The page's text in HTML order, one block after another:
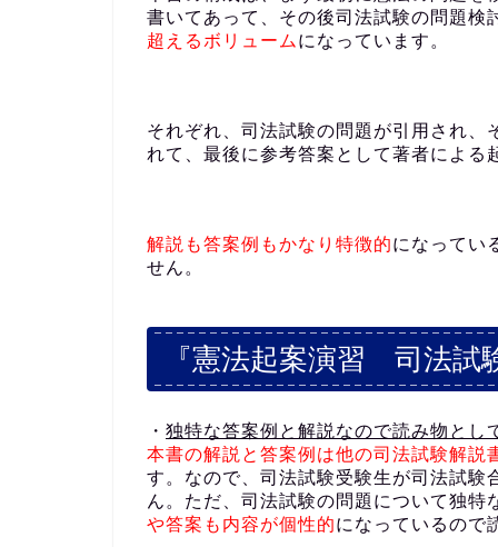
書いてあって、その後司法試験の問題
超えるボリューム になっています。
それぞれ、司法試験の問題が引用され
れて、最後に参考答案として著者によ
解説も答案例もかなり特徴的になってい
せん。
『憲法起案演習 司法試
・ 独特な答案例と解説なので読み物とし
本書の解説と答案例は他の司法試験解説
す。なので、司法試験受験生が司法試
ん。ただ、司法試験の問題について独
や答案も内容が個性的になっているので